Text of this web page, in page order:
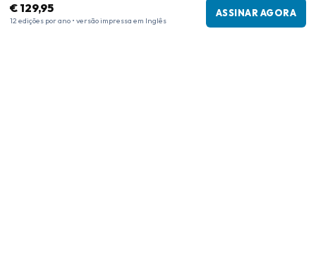
€ 129,95
12 edições por ano • versão impressa em Inglês
ASSINAR AGORA
Número de IVA
Câmara de Comércio:27300515